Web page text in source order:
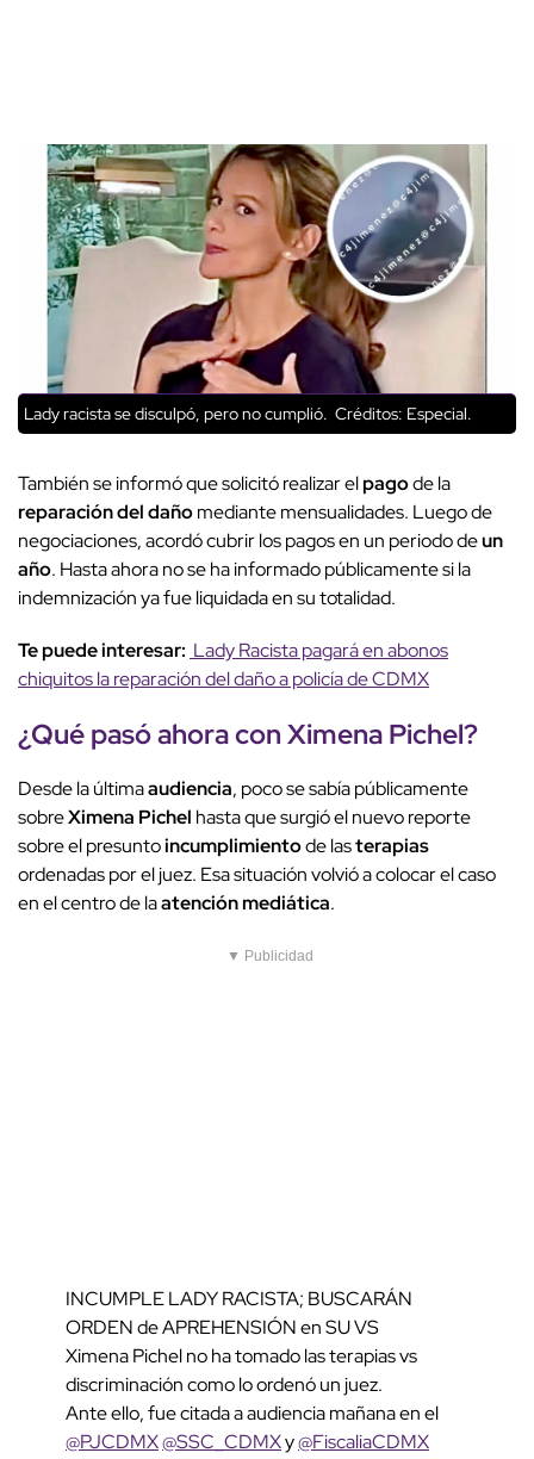
Lady racista se disculpó, pero no cumplió. Créditos: Especial.
También se informó que solicitó realizar elpagode la
reparación del dañomediante mensualidades. Luego de
negociaciones, acordó cubrir los pagos en un periodo deun
año. Hasta ahora no se ha informado públicamente si la
indemnización ya fue liquidada en su totalidad.
Te puede interesar: Lady Racista pagará en abonos
chiquitos la reparación del daño a policía de CDMX
¿Qué pasó ahora conXimena Pichel?
Desde la últimaaudiencia, poco se sabía públicamente
sobreXimena Pichel hasta que surgió el nuevo reporte
sobre el presuntoincumplimientode lasterapias
ordenadas por el juez. Esa situación volvió a colocar el caso
en el centro de laatención mediática.
▼ Publicidad
INCUMPLE LADY RACISTA; BUSCARÁN
ORDEN de APREHENSIÓN en SU VS
Ximena Pichel no ha tomado las terapias vs
discriminación como lo ordenó un juez.
Ante ello, fue citada a audiencia mañana en el
@PJCDMX@SSC_CDMXy@FiscaliaCDMX